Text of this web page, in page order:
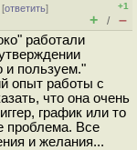
[ответить]
+1
+ / –
работали
и пользуем."
опыт работы с
что она очень
график или то
проблема. Все
и желания...